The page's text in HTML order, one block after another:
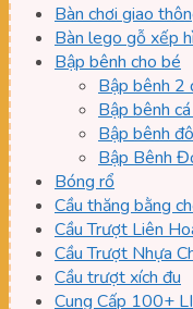
Bàn chơi giao
Bàn lego gỗ xếp
Bập bênh cho bé
Bập bênh 2
Bập bênh
Bập bênh
Bập Bênh
Bóng rổ
Cầu thăng bằng
Cầu Trượt Liên
Cầu Trượt Nhựa
Cầu trượt xích đu
Cung Cấp 100+